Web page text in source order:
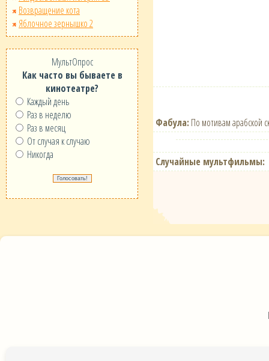
Возвращение кота
Яблочное зернышко 2
МультОпрос
Как часто вы бываете в
кинотеатре?
Каждый день
Раз в неделю
Раз в месяц
От случая к случаю
Никогда
Фабула: По мотивам арабской
Случайные мультфильмы: